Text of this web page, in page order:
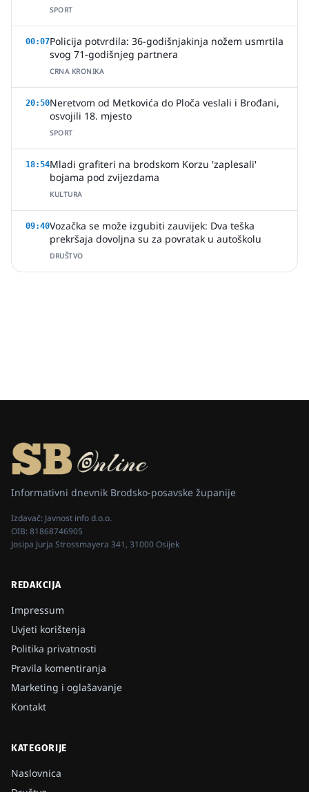
SPORT
00:07Policija potvrdila: 36-godišnjakinja nožem usmrtila
svog 71-godišnjeg partnera
CRNA KRONIKA
20:50Neretvom od Metkovića do Ploča veslali i Brođani,
osvojili 18. mjesto
SPORT
18:54Mladi grafiteri na brodskom Korzu 'zaplesali'
bojama pod zvijezdama
KULTURA
09:40Vozačka se može izgubiti zauvijek: Dva teška
prekršaja dovoljna su za povratak u autoškolu
DRUŠTVO
Informativni dnevnik Brodsko-posavske županije
Izdavač: Javnost info d.o.o.
OIB:81868746905
Josipa Jurja Strossmayera 341, 31000 Osijek
REDAKCIJA
Impressum
Uvjeti korištenja
Politika privatnosti
Pravila komentiranja
Marketing i oglašavanje
Kontakt
KATEGORIJE
Naslovnica